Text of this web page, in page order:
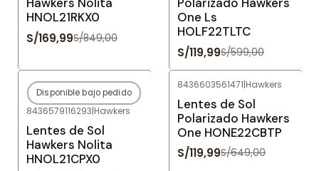
Hawkers Nolita
HNOL21RKX0
S/169,99S/849,00
Polarizado Hawkers
One Ls
HOLF22TLTC
S/119,99S/599,00
-80%OFF
Agotado
Disponible bajo pedido
8436579116293|Hawkers
Lentes de Sol
Hawkers Nolita
HNOL21CPX0
8436603561471|Hawkers
Lentes de Sol
Polarizado Hawkers
One HONE22CBTP
S/119,99S/649,00